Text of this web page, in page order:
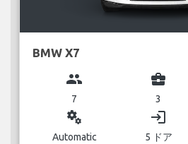
BMW X7
group
7
business_center
3
miscellaneous_services
Automatic
login
5 ドア